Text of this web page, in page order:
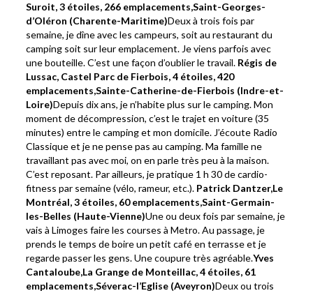
Suroit, 3 étoiles, 266 emplacements,Saint-Georges-
d’Oléron (Charente-Maritime)Deux à trois fois par
semaine, je dîne avec les campeurs, soit au restaurant du
camping soit sur leur emplacement. Je viens parfois avec
une bouteille. C’est une façon d’oublier le travail. Régis de
Lussac, Castel Parc de Fierbois,4 étoiles, 420
emplacements,Sainte-Catherine-de-Fierbois (Indre-et-
Loire)Depuis dix ans, je n’habite plus sur le camping. Mon
moment de décompression, c’est le trajet en voiture (35
minutes) entre le camping et mon domicile. J’écoute Radio
Classique et je ne pense pas au camping. Ma famille ne
travaillant pas avec moi, on en parle très peu à la maison.
C’est reposant. Par ailleurs, je pratique 1 h 30 de cardio-
fitness par semaine (vélo, rameur, etc.). Patrick Dantzer,Le
Montréal,3 étoiles, 60 emplacements,Saint-Germain-
les-Belles (Haute-Vienne)Une ou deux fois par semaine, je
vais à Limoges faire les courses à Metro. Au passage, je
prends le temps de boire un petit café en terrasse et je
regarde passer les gens. Une coupure très agréable.Yves
Cantaloube,La Grange de Monteillac,4 étoiles, 61
emplacements,Séverac-l’Eglise (Aveyron)Deux ou trois